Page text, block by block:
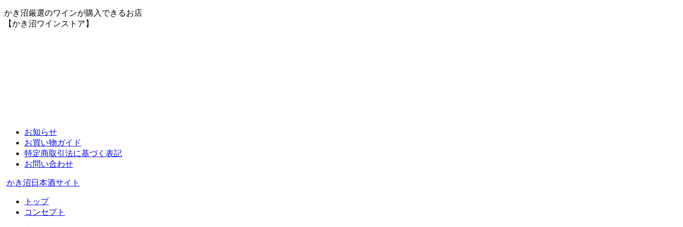
かき沼厳選のワインが購入できるお店
【かき沼ワインストア】
お知らせ
お買い物ガイド
特定商取引法に基づく表記
お問い合わせ
かき沼日本酒サイト
トップ
コンセプト